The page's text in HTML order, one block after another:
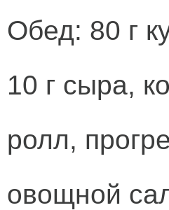
Обед: 80 г
10 г сыра,
ролл,
овощной